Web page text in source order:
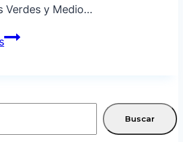
Verdes y Medio…
LA
Y
Buscar